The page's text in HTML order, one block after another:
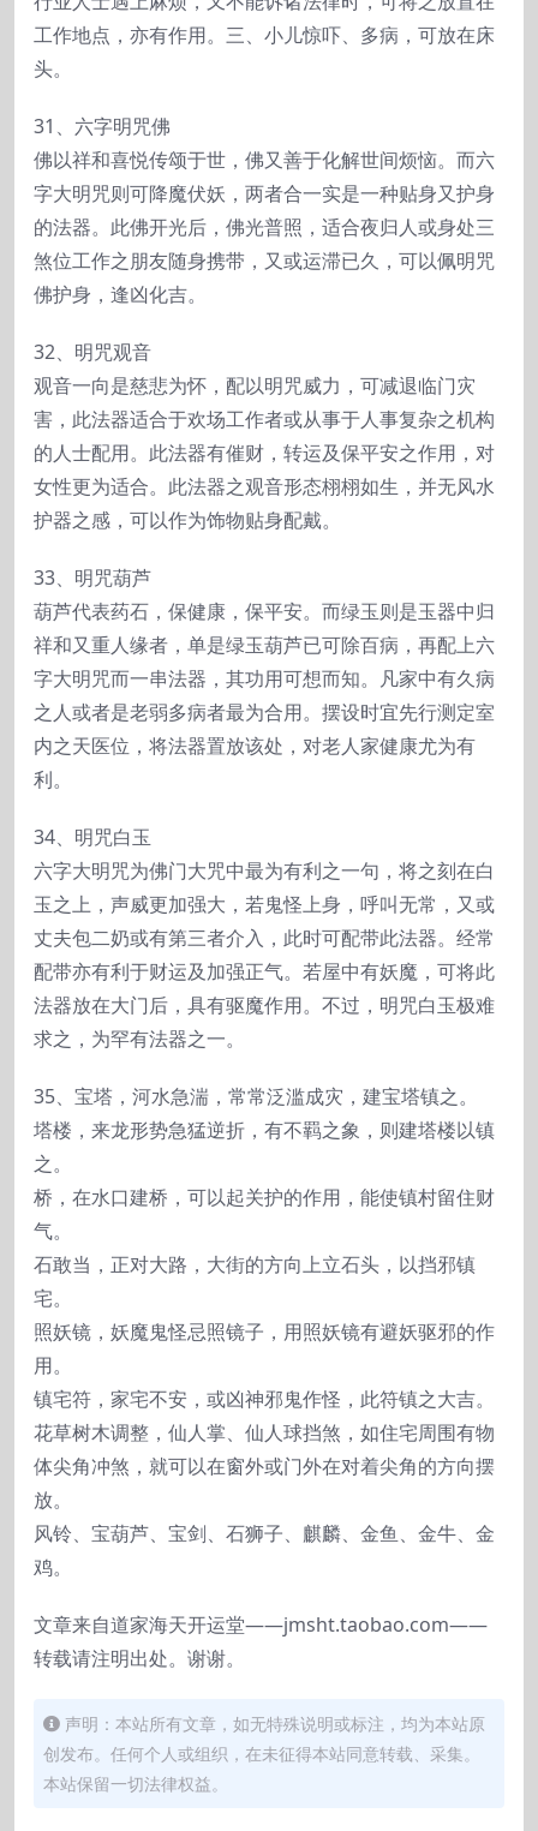
工作地点，亦有作用。三、小儿惊吓、多病，可放在床
头。
31、六字明咒佛
佛以祥和喜悦传颂于世，佛又善于化解世间烦恼。而六
字大明咒则可降魔伏妖，两者合一实是一种贴身又护身
的法器。此佛开光后，佛光普照，适合夜归人或身处三
煞位工作之朋友随身携带，又或运滞已久，可以佩明咒
佛护身，逢凶化吉。
32、明咒观音
观音一向是慈悲为怀，配以明咒威力，可减退临门灾
害，此法器适合于欢场工作者或从事于人事复杂之机构
的人士配用。此法器有催财，转运及保平安之作用，对
女性更为适合。此法器之观音形态栩栩如生，并无风水
护器之感，可以作为饰物贴身配戴。
33、明咒葫芦
葫芦代表药石，保健康，保平安。而绿玉则是玉器中归
祥和又重人缘者，单是绿玉葫芦已可除百病，再配上六
字大明咒而一串法器，其功用可想而知。凡家中有久病
之人或者是老弱多病者最为合用。摆设时宜先行测定室
内之天医位，将法器置放该处，对老人家健康尤为有
利。
34、明咒白玉
六字大明咒为佛门大咒中最为有利之一句，将之刻在白
玉之上，声威更加强大，若鬼怪上身，呼叫无常，又或
丈夫包二奶或有第三者介入，此时可配带此法器。经常
配带亦有利于财运及加强正气。若屋中有妖魔，可将此
法器放在大门后，具有驱魔作用。不过，明咒白玉极难
求之，为罕有法器之一。
35、宝塔，河水急湍，常常泛滥成灾，建宝塔镇之。
塔楼，来龙形势急猛逆折，有不羁之象，则建塔楼以镇
之。
桥，在水口建桥，可以起关护的作用，能使镇村留住财
气。
石敢当，正对大路，大街的方向上立石头，以挡邪镇
宅。
照妖镜，妖魔鬼怪忌照镜子，用照妖镜有避妖驱邪的作
用。
镇宅符，家宅不安，或凶神邪鬼作怪，此符镇之大吉。
花草树木调整，仙人掌、仙人球挡煞，如住宅周围有物
体尖角冲煞，就可以在窗外或门外在对着尖角的方向摆
放。
风铃、宝葫芦、宝剑、石狮子、麒麟、金鱼、金牛、金
鸡。
文章来自道家海天开运堂——jmsht.taobao.com——
转载请注明出处。谢谢。
声明：本站所有文章，如无特殊说明或标注，均为本站原
创发布。任何个人或组织，在未征得本站同意转载、采集。
本站保留一切法律权益。